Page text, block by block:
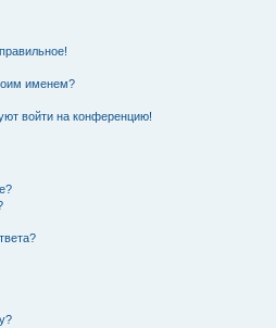
именем?
войти на конференцию!